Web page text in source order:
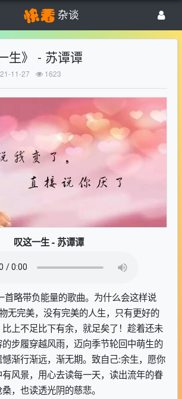
杂谈
生》 - 苏谭谭
11-27 1623
叹这一生 - 苏谭谭
首略带负能量的歌曲。为什么会这样说
无完美，没有完美的人生，只有更好的
上不足比下有余，就足矣了！趁着还未
步履穿越风雨，迈向季节轮回中萌生的
渐行渐远，渐无期。致自己:余生，愿你
风景，用心去读每一天，读出流年的眷
，也读透光阴的慈悲。